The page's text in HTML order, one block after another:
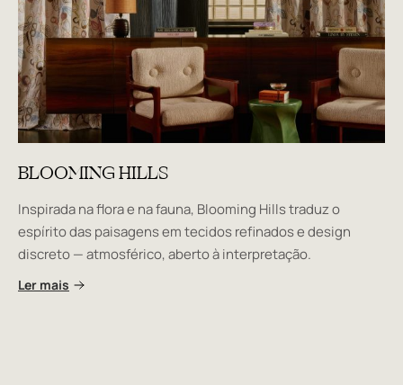
BLOOMING HILLS
Inspirada na flora e na fauna, Blooming Hills traduz o
espírito das paisagens em tecidos refinados e design
discreto — atmosférico, aberto à interpretação.
Ler mais